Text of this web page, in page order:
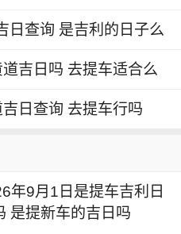
日查询 是吉利的日子么
吉日吗 去提车适合么
日查询 去提车行吗
年9月1日是提车吉利日
是提新车的吉日吗